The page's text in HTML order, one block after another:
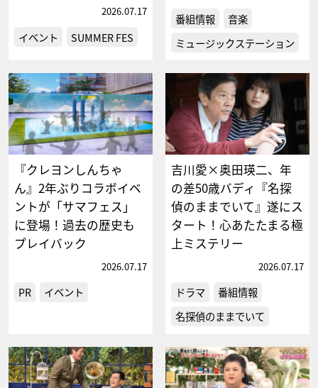
2026.07.17
イベント SUMMER FES
番組情報
音楽
ミュージックステーション
『クレヨンしんちゃ
ん』2年ぶりコラボイベ
ントが「サマフェス」
に登場！過去の歴史も
プレイバック
2026.07.17
PR イベント
吉川愛×奥田瑛二、年
の差50歳バディ『名探
偵のままでいて』遂にス
タート！心あたたまる極
上ミステリー
2026.07.17
ドラマ
番組情報
名探偵のままでいて